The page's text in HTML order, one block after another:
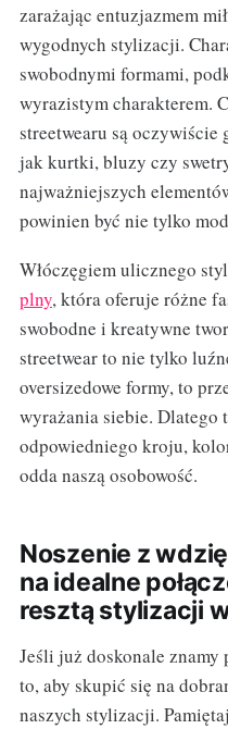
zarażając entuzjazmem
wygodnych stylizacji.
swobodnymi formami,
wyrazistym charakterem.
streetwearu są oczywiście
jak kurtki, bluzy czy
najważniejszych
powinien być nie tylko
Włóczęgiem ulicznego
plny, która oferuje różne
swobodne i kreatywne
streetwear to nie tylko
oversizedowe formy, to
wyrażania siebie. Dlatego
odpowiedniego kroju,
odda naszą osobowość.
Noszenie z
na idealne
resztą stylizacji
Jeśli już doskonale znamy
to, aby skupić się na
naszych stylizacji.